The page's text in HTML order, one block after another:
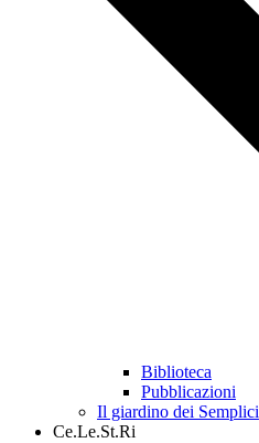
Biblioteca
Pubblicazioni
Il giardino dei Semplici
Ce.Le.St.Ri